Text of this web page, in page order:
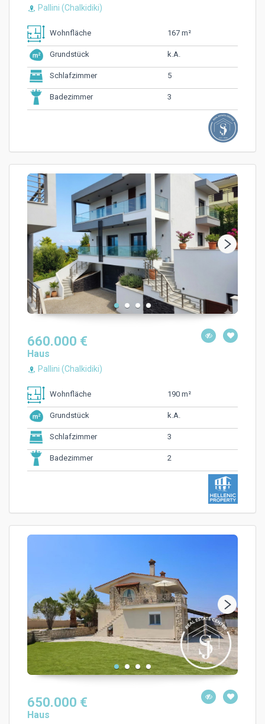
Pallini (Chalkidiki)
Wohnfläche 167 m²
Grundstück k.A.
Schlafzimmer 5
Badezimmer 3
660.000 €
Haus
Pallini (Chalkidiki)
Wohnfläche 190 m²
Grundstück k.A.
Schlafzimmer 3
Badezimmer 2
650.000 €
Haus